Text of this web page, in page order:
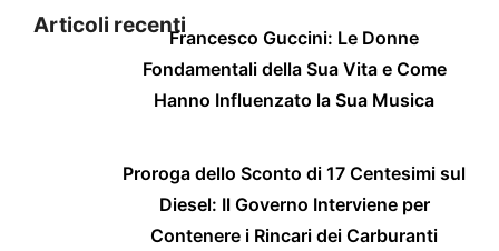
Articoli recentiFrancesco Guccini: Le Donne
Fondamentali della Sua Vita e Come
Hanno Influenzato la Sua Musica
Proroga dello Sconto di 17 Centesimi sul
Diesel: Il Governo Interviene per
Contenere i Rincari dei Carburanti